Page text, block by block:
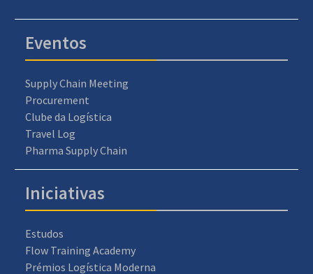
Eventos
Supply Chain Meeting
Procurement
Clube da Logística
Travel Log
Pharma Supply Chain
Iniciativas
Estudos
Flow Training Academy
Prémios Logística Moderna